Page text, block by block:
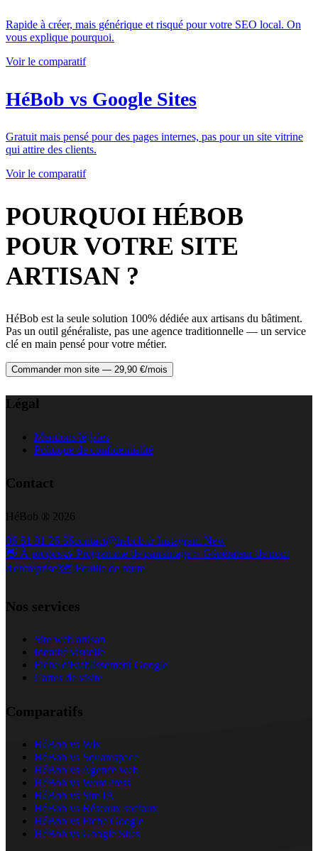
Rapide à créer, mais générique et risqué pour votre SEO local. On
vous explique pourquoi.
Voir le comparatif
HéBob vs Google Sites
Gratuit mais pensé pour des pages internes, pas pour un site vitrine
qui attire des clients.
Voir le comparatif
POURQUOI HÉBOB
POUR VOTRE SITE
ARTISAN ?
HéBob est la seule solution 100% dédiée aux artisans du bâtiment.
Pas un outil généraliste, pas une agence traditionnelle — un service
clé en main pensé pour votre métier.
Commander mon site — 29,90 €/mois
Légal
Mentions légales
Politique de confidentialité
Contact
HéBob ® 2026
06 51 81 26 56contact@hebob.frInstagram New
👋 À propos🤝 Programme de parrainage✨ Générateur de nom
d'entreprise🗺️ Feuille de route
Nos services
Site web artisan
Identité visuelle
Fiche d'Etablissement Google
Cartes de visite
Comparatifs
HéBob vs Wix
HéBob vs Squarespace
HéBob vs Agence web
HéBob vs WordPress
HéBob vs Site IA
HéBob vs Réseaux sociaux
HéBob vs Fiche Google
HéBob vs Google Sites